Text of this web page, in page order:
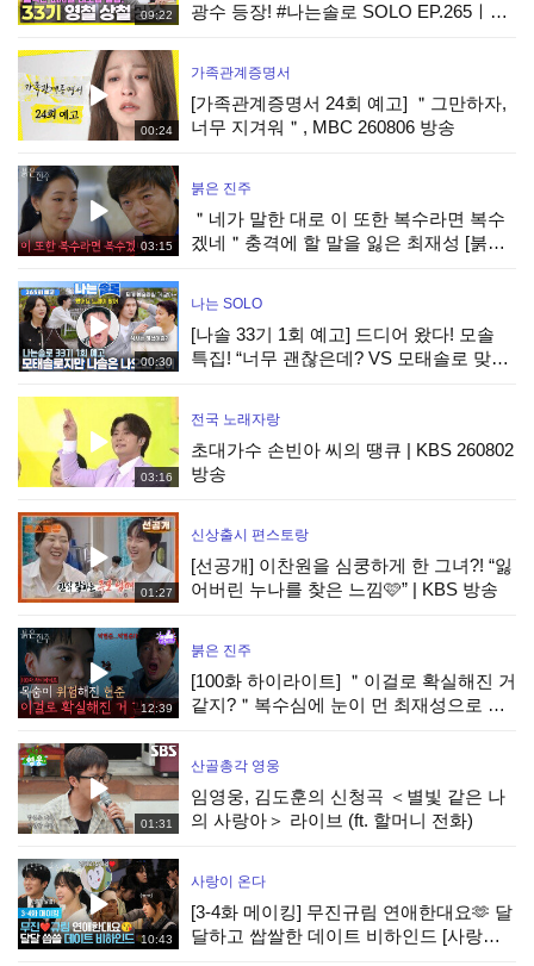
09:22
광수 등장! #나는솔로 SOLO EP.265ㅣ
00:24
가족관계증명서
[가족관계증명서 24회 예고] ＂그만하자,
너무 지겨워＂, MBC 260806 방송
03:15
붉은 진주
＂네가 말한 대로 이 또한 복수라면 복수
겠네＂충격에 할 말을 잃은 최재성 [붉은
00:30
나는 SOLO
[나솔 33기 1회 예고] 드디어 왔다! 모솔
특집! “너무 괜찮은데? VS 모태솔로 맞네”
03:16
전국 노래자랑
초대가수 손빈아 씨의 땡큐 | KBS 260802
방송
01:27
신상출시 편스토랑
[선공개] 이찬원을 심쿵하게 한 그녀?! “잃
어버린 누나를 찾은 느낌🩷” | KBS 방송
12:39
붉은 진주
[100화 하이라이트] ＂이걸로 확실해진 거
같지?＂복수심에 눈이 먼 최재성으로 목
01:31
산골총각 영웅
임영웅, 김도훈의 신청곡 ＜별빛 같은 나
의 사랑아＞ 라이브 (ft. 할머니 전화)
10:43
사랑이 온다
[3-4화 메이킹] 무진규림 연애한대요🫶 달
달하고 쌉쌀한 데이트 비하인드 [사랑이